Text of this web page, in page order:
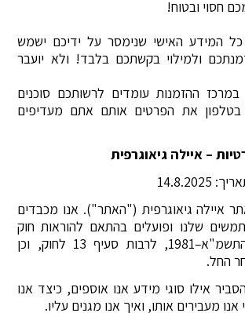
חסוי ובטוח!
כל המידע האישי שנימסר על ידיכם ישמש
ולמילוי בקשתכם בלבד! ולא יועבר
במרכז ההזמנות עומדים לרשותכם סוכנים
את הפרטים אותם אתם מעדיפים
– איילה גיאוגרפית
איילה גיאוגרפית ("האתר"). אנו מכבדים
שלנו ופועלים בהתאם להוראות חוק
הגנת הפרטיות, התשמ"א–1981, לרבות סעיף 13 לחוק, וכן
החל.
אילו סוגי מידע אנו אוספים, כיצד אנו
מעבירים אותו, ואיך אנו מגנים עליו.